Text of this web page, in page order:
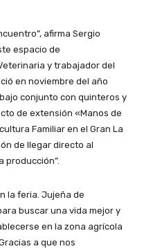
afirma Sergio
espacio de
y trabajador del
en noviembre del año
conjunto con quinteros y
de extensión «Manos de
Familiar en el Gran La
de llegar directo al
producción”.
la feria. Jujeña de
buscar una vida mejor y
en la zona agrícola
a que nos